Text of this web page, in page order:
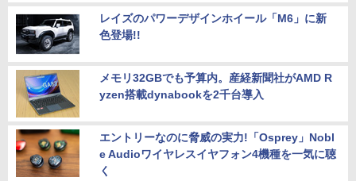
レイズのパワーデザインホイール「M6」に新
色登場!!
メモリ32GBでも予算内。産経新聞社がAMD R
yzen搭載dynabookを2千台導入
エントリーなのに脅威の実力!「Osprey」Nobl
e Audioワイヤレスイヤフォン4機種を一気に聴
く